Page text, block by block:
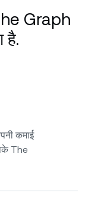
Graph
है.
कमाई
The